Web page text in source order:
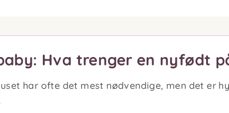
Hva trenger en nyfødt
har ofte det mest nødvendige, men det er